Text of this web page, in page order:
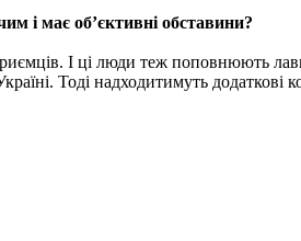
і має об’єктивні обставини?
І ці люди теж поповнюють
Тоді надходитимуть додаткові